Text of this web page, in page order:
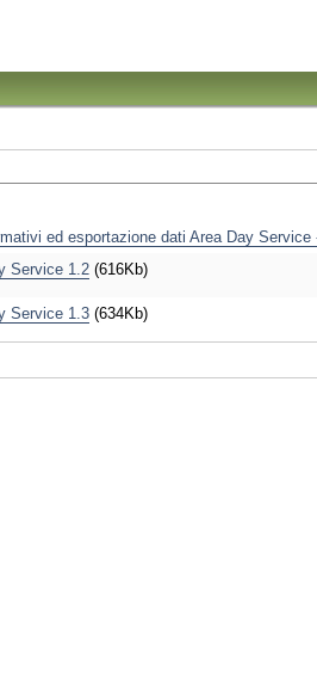
ed esportazione dati Area Day
Service 1.2(616Kb)
Service 1.3(634Kb)